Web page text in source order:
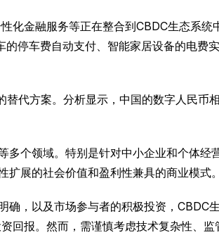
化金融服务等正在整合到CBDC生态系统
停车费自动支付、智能家居设备的电费
代方案。分析显示，中国的数字人民币
个领域。特别是针对中小企业和个体经
展的社会价值和盈利性兼具的商业模式。
，以及市场参与者的积极投资，CBDC
回报。然而，需谨慎考虑技术复杂性、